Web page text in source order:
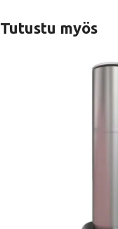
Tutustu myös